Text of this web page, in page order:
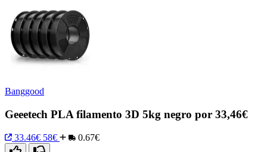
Banggood
Geeetech PLA filamento 3D 5kg negro por 33,46€
33.46€ 58€ 0.67€